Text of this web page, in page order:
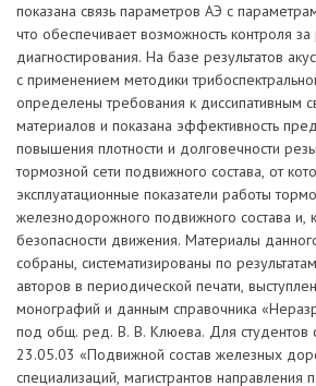
показана связь параметров АЭ с
что обеспечивает возможность контроля
диагностирования. На базе результатов
с применением методики
определены требования к диссипативным
материалов и показана эффективность
повышения плотности и долговечности
тормозной сети подвижного состава, от
эксплуатационные показатели работы
железнодорожного подвижного состава и,
безопасности движения. Материалы
собраны, систематизированы по
авторов в периодической печати,
монографий и данным справочника
под общ. ред. В. В. Клюева. Для студентов
23.05.03 «Подвижной состав железных
специализаций, магистрантов направления